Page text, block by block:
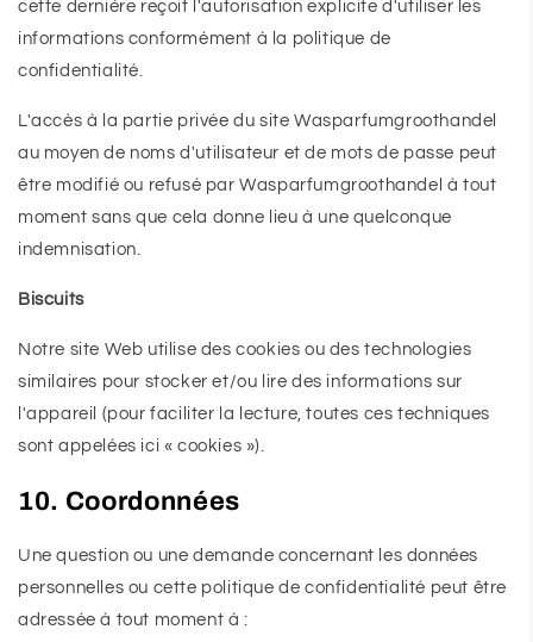
cette dernière reçoit l'autorisation explicite d'utiliser les
informations conformément à la politique de
confidentialité.
L'accès à la partie privée du site Wasparfumgroothandel
au moyen de noms d'utilisateur et de mots de passe peut
être modifié ou refusé par Wasparfumgroothandel à tout
moment sans que cela donne lieu à une quelconque
indemnisation.
Biscuits
Notre site Web utilise des cookies ou des technologies
similaires pour stocker et/ou lire des informations sur
l'appareil (pour faciliter la lecture, toutes ces techniques
sont appelées ici « cookies »).
10. Coordonnées
Une question ou une demande concernant les données
personnelles ou cette politique de confidentialité peut être
adressée à tout moment à :